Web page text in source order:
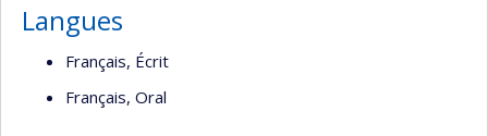
Langues
Français, Écrit
Français, Oral